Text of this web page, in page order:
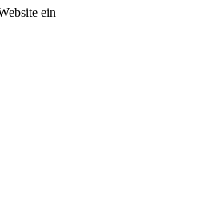
ein